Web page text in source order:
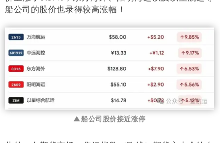
船公司的股价也录得较高涨幅！
▲船公司股价接近涨停